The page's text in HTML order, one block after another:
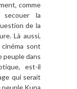
comme
secouer la
de la
Là aussi,
sont
peuple dans
est-il
qui serait